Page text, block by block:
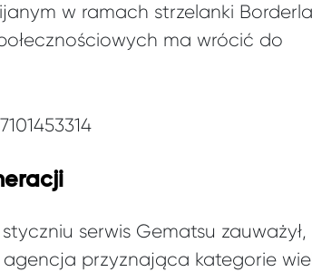
w ramach strzelanki
ma wrócić do
serwis Gematsu zauważył,
agencja przyznająca kategorie